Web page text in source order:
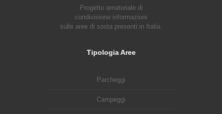
Progetto amatoriale di
condivisione informazioni
sulle aree di sosta presenti in Italia.
Tipologia Aree
Parcheggi
Campeggi